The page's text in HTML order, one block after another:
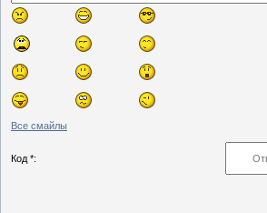
Все смайлы
Код *: